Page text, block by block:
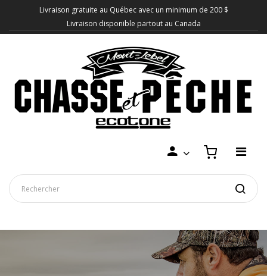
Livraison gratuite au Québec avec un minimum de 200 $
Livraison disponible partout au Canada